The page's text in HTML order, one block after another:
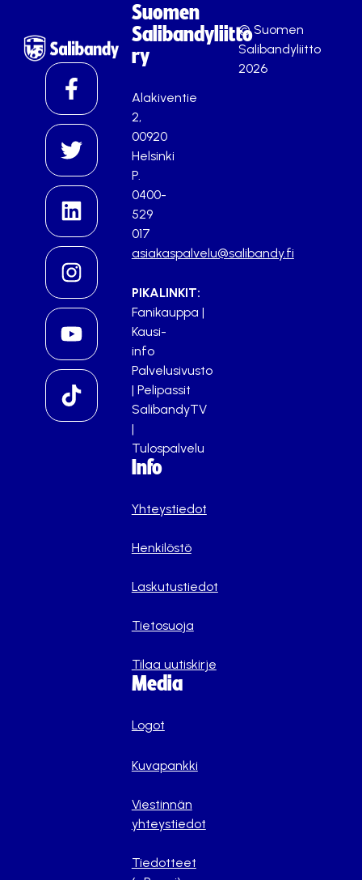
Suomen
Salibandyliitto
ry
Alakiventie
2,
00920
Helsinki
P.
0400-
529
017
asiakaspalvelu@salibandy.fi
PIKALINKIT:
Fanikauppa |
Kausi-
info
Palvelusivusto
| Pelipassit
SalibandyTV
|
Tulospalvelu
Info
Yhteystiedot
Henkilöstö
Laskutustiedot
Tietosuoja
Tilaa uutiskirje
Media
Logot
Kuvapankki
Viestinnän
yhteystiedot
Tiedotteet
© Suomen
Salibandyliitto
2026